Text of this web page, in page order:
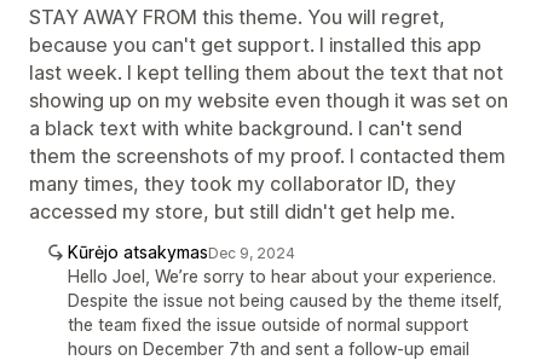
STAY AWAY FROM this theme. You will regret,
because you can't get support. I installed this app
last week. I kept telling them about the text that not
showing up on my website even though it was set on
a black text with white background. I can't send
them the screenshots of my proof. I contacted them
many times, they took my collaborator ID, they
accessed my store, but still didn't get help me.
Kūrėjo atsakymasDec 9, 2024
Hello Joel, We’re sorry to hear about your experience.
Despite the issue not being caused by the theme itself,
the team fixed the issue outside of normal support
hours on December 7th and sent a follow-up email